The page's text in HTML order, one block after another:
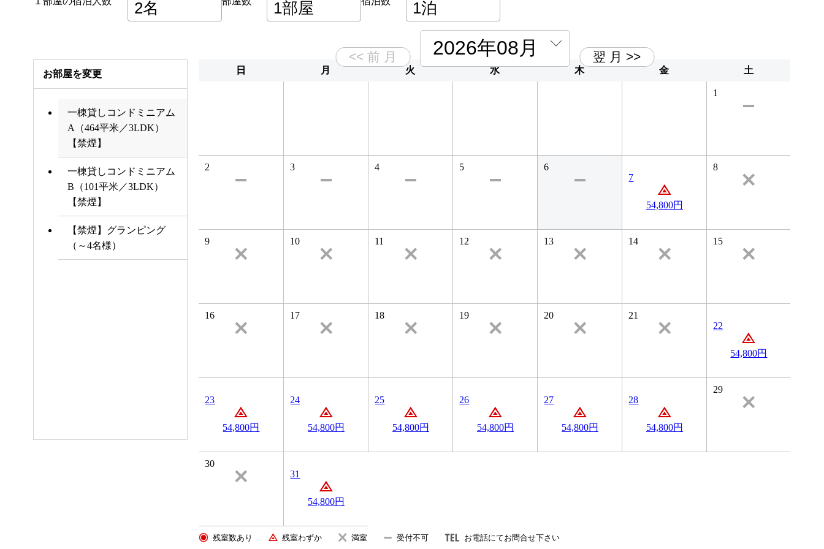
お部屋を変更
一棟貸しコンドミニアム
A（464平米／3LDK）
【禁煙】
一棟貸しコンドミニアム
B（101平米／3LDK）
【禁煙】
【禁煙】グランピング
（～4名様）
日 月 火 水 木 金 土
1
2 3 4 5
6
7
54,800円
8
9 10 11 12 13 14 15
16 17 18 19 20
21
22
54,800円
23
54,800円
24
54,800円
25
54,800円
26
54,800円
27
54,800円
28
54,800円
29
30
31
54,800円
残室数あり 残室わずか 満室 受付不可 お電話にてお問合せ下さい